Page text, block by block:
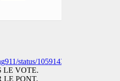
status/1059143657574592512
LE VOTE.
LE PONT.